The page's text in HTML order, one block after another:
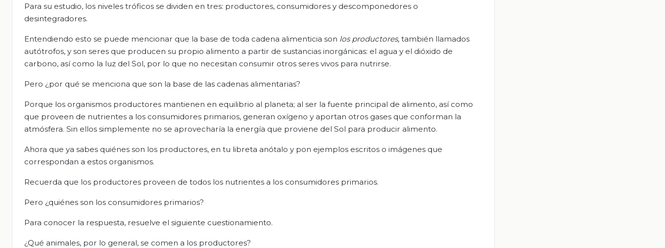
Para su estudio, los niveles tróficos se dividen en tres: productores, consumidores y descomponedores o
desintegradores.
Entendiendo esto se puede mencionar que la base de toda cadena alimenticia son los productores, también llamados
autótrofos, y son seres que producen su propio alimento a partir de sustancias inorgánicas: el agua y el dióxido de
carbono, así como la luz del Sol, por lo que no necesitan consumir otros seres vivos para nutrirse.
Pero ¿por qué se menciona que son la base de las cadenas alimentarias?
Porque los organismos productores mantienen en equilibrio al planeta; al ser la fuente principal de alimento, así como
que proveen de nutrientes a los consumidores primarios, generan oxígeno y aportan otros gases que conforman la
atmósfera. Sin ellos simplemente no se aprovecharía la energía que proviene del Sol para producir alimento.
Ahora que ya sabes quiénes son los productores, en tu libreta anótalo y pon ejemplos escritos o imágenes que
correspondan a estos organismos.
Recuerda que los productores proveen de todos los nutrientes a los consumidores primarios.
Pero ¿quiénes son los consumidores primarios?
Para conocer la respuesta, resuelve el siguiente cuestionamiento.
¿Qué animales, por lo general, se comen a los productores?